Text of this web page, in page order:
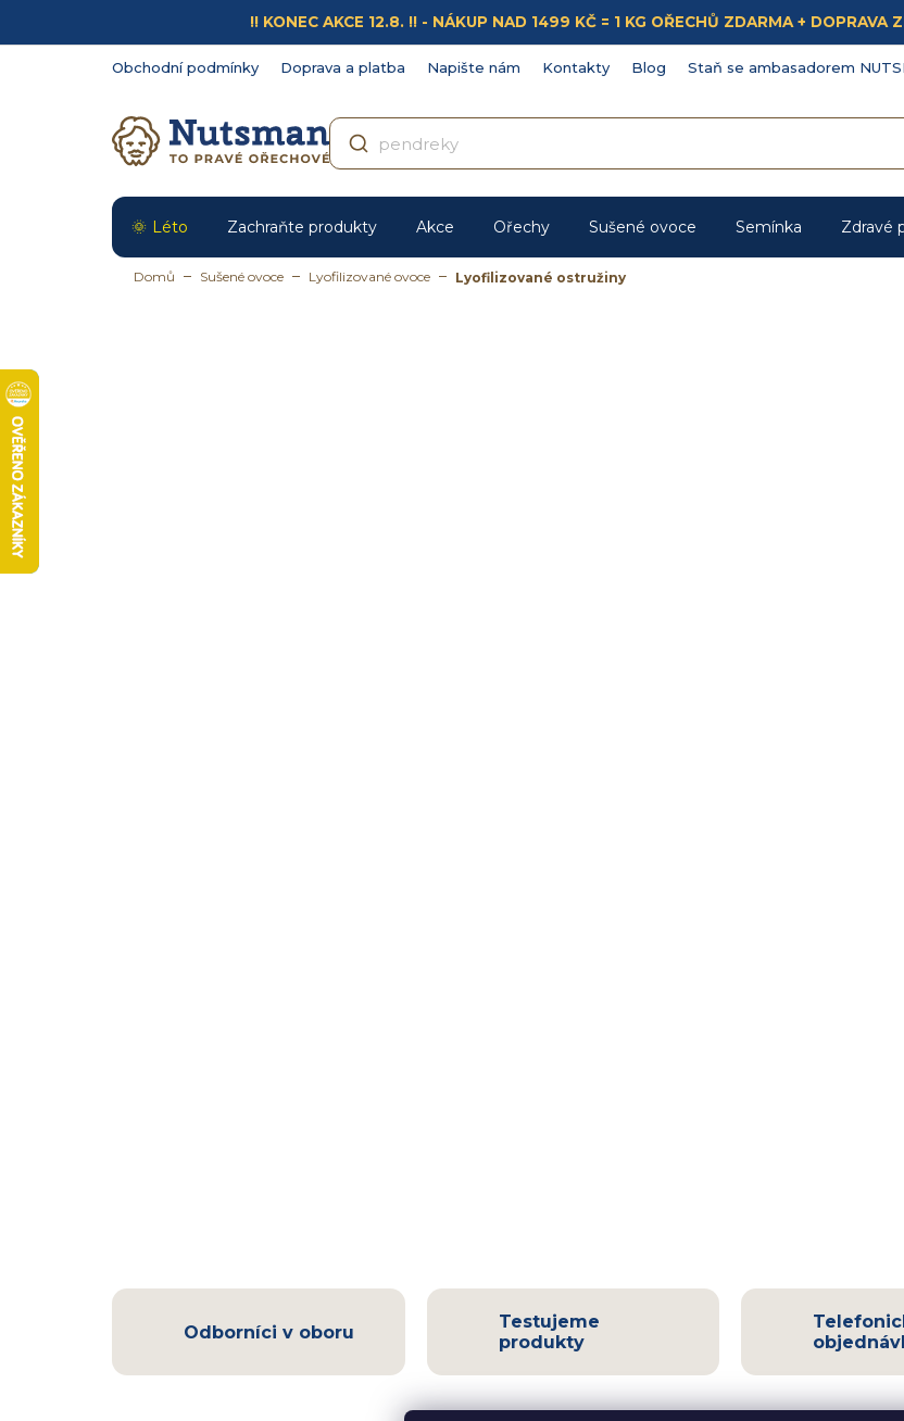
obsah
!! KONEC AKCE 12.8. !! - NÁKUP NAD 1499 KČ = 1 KG OŘECHŮ ZDARMA + DOPRAVA
Obchodní podmínky Doprava a platba Napište nám Kontakty Blog Staň se ambasadorem
Léto Zachraňte produkty Akce Ořechy Sušené ovoce Semínka Zdravé
Domů Sušené ovoce Lyofilizované ovoce Lyofilizované ostružiny
Odborníci v oboru
Testujeme
produkty